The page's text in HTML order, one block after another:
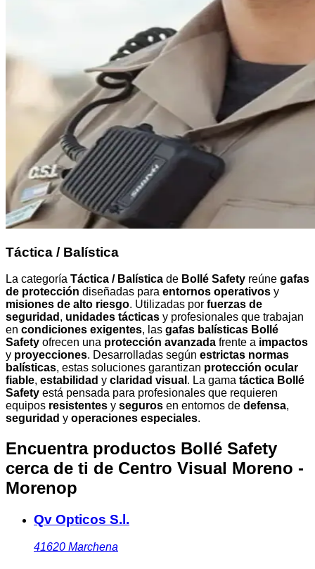
Táctica / Balística
La categoría Táctica / Balística de Bollé Safety reúne gafas
de protección diseñadas para entornos operativos y
misiones de alto riesgo. Utilizadas por fuerzas de
seguridad , unidades tácticas y profesionales que trabajan
en condiciones exigentes, las gafas balísticas Bollé
Safety ofrecen una protección avanzada frente a impactos
y proyecciones. Desarrolladas según estrictas normas
balísticas, estas soluciones garantizan protección ocular
fiable, estabilidad y claridad visual . La gama táctica Bollé
Safety está pensada para profesionales que requieren
equipos resistentes y seguros en entornos de defensa,
seguridad y operaciones especiales.
Encuentra productos Bollé Safety
cerca de ti de Centro Visual Moreno -
Morenop
Qv Opticos S.l.
41620 Marchena